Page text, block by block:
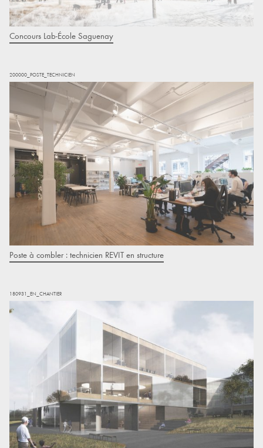
Concours Lab-École Saguenay
200000_POSTE_TECHNICIEN
Poste à combler : technicien REVIT en structure
180931_EN_CHANTIER